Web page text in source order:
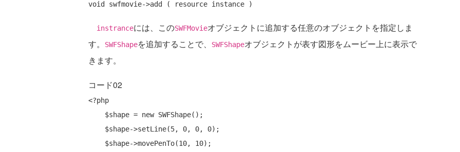
instranceには、このSWFMovieオブジェクトに追加する任意のオブジェクトを指定しま
す。
SWFShapeを追加することで、 SWFShapeオブジェクトが表す図形をムービー上に表示で
きます。
コード02
<?php
    $shape =
new SWFShape();